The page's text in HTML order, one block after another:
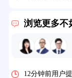
浏览更多不
10分钟前用户提
12分钟前用户提